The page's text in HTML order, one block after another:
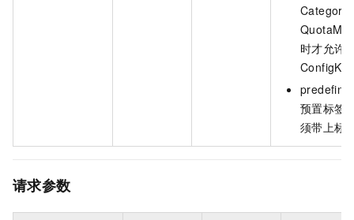
时才允许
ConfigKey
预置标签
须带上标
请求参数